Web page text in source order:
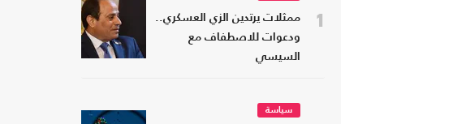
1
ممثلات يرتدين الزي العسكري..
ودعوات للاصطفاف مع
السيسي
سياسة